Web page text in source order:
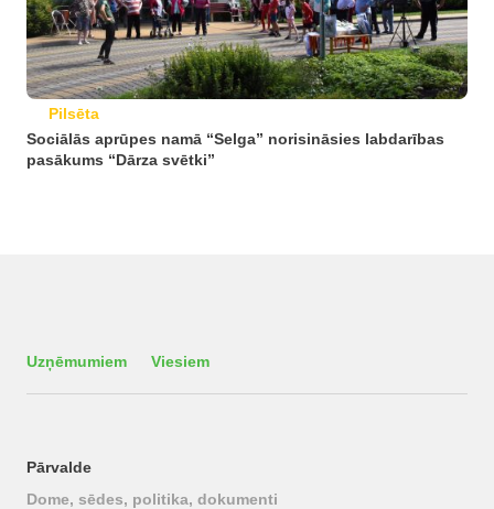
Pilsēta
Sociālās aprūpes namā “Selga” norisināsies labdarības
pasākums “Dārza svētki”
Uzņēmumiem Viesiem
Pārvalde
Dome, sēdes, politika, dokumenti